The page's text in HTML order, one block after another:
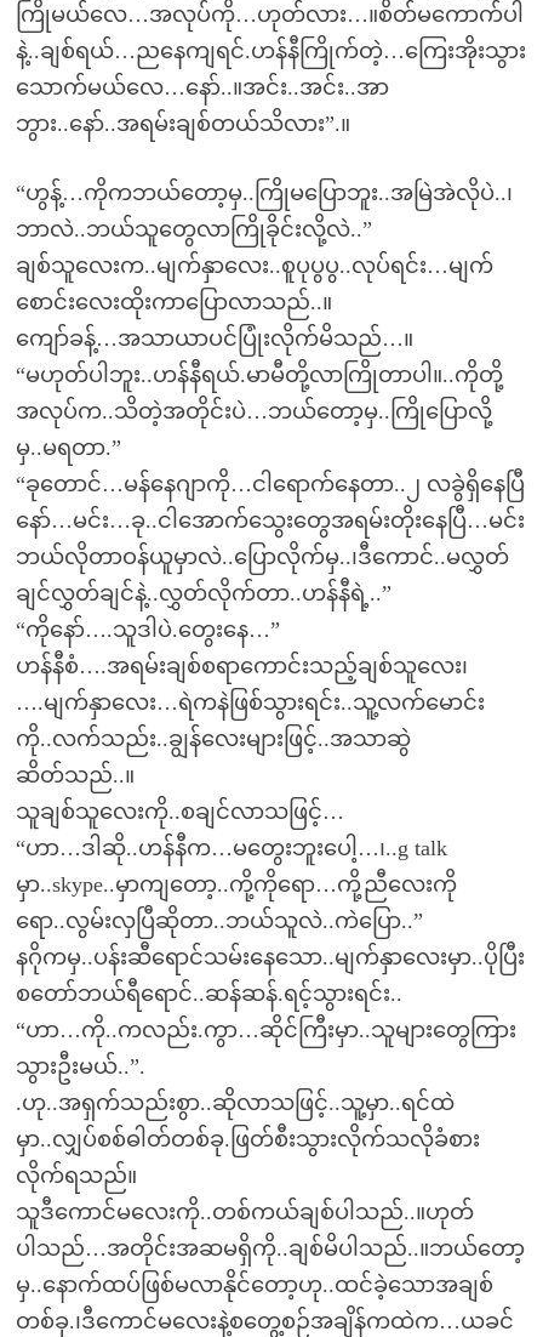
ကြိုမယ်လေ…အလုပ်ကို…ဟုတ်လား…။စိတ်မကောက်ပါ
နဲ့..ချစ်ရယ်…ညနေကျရင်.ဟန်နီကြိုက်တဲ့…ကြေးအိုးသွား
သောက်မယ်လေ…နော်..။အင်း..အင်း..အာ
ဘွား..နော်..အရမ်းချစ်တယ်သိလား”.။
“ဟွန့်…ကိုကဘယ်တော့မှ..ကြိုမပြောဘူး..အမြဲအဲလိုပဲ..၊
ဘာလဲ..ဘယ်သူတွေလာကြိုခိုင်းလို့လဲ..”
ချစ်သူလေးက..မျက်နှာလေး..စူပုပွပွ..လုပ်ရင်း…မျက်
စောင်းလေးထိုးကာပြောလာသည်..။
ကျော်ခန့်…အသာယာပင်ပြုံးလိုက်မိသည်…။
“မဟုတ်ပါဘူး..ဟန်နီရယ်.မာမီတို့လာကြိုတာပါ။..ကိုတို့
အလုပ်က..သိတဲ့အတိုင်းပဲ…ဘယ်တော့မှ..ကြိုပြောလို့
မှ..မရတာ.”
“ခုတောင်…မန်နေဂျာကို…ငါရောက်နေတာ..၂ လခွဲရှိနေပြီ
နော်…မင်း…ခု..ငါအောက်သွေးတွေအရမ်းတိုးနေပြီ…မင်း
ဘယ်လိုတာဝန်ယူမှာလဲ..ပြောလိုက်မှ..၊ဒီကောင်..မလွှတ်
ချင်လွှတ်ချင်နဲ့..လွှတ်လိုက်တာ..ဟန်နီရဲ့..”
“ကိုနော်….သူဒါပဲ.တွေးနေ…”
ဟန်နီစံ….အရမ်းချစ်စရာကောင်းသည့်ချစ်သူလေး၊
….မျက်နှာလေး…ရဲကနဲဖြစ်သွားရင်း..သူ့လက်မောင်း
ကို..လက်သည်း..ချွန်လေးများဖြင့်..အသာဆွဲ
ဆိတ်သည်..။
သူချစ်သူလေးကို..စချင်လာသဖြင့်…
“ဟာ…ဒါဆို..ဟန်နီက…မတွေးဘူးပေါ့…၊..g talk
မှာ..skype..မှာကျတော့..ကို့ကိုရော…ကို့ညီလေးကို
ရော..လွမ်းလှပြီဆိုတာ..ဘယ်သူလဲ..ကဲပြော..”
နဂိုကမှ..ပန်းဆီရောင်သမ်းနေသော..မျက်နှာလေးမှာ..ပိုပြီး
စတော်ဘယ်ရီရောင်..ဆန်ဆန်.ရင့်သွားရင်း..
“ဟာ…ကို..ကလည်း.ကွာ…ဆိုင်ကြီးမှာ..သူများတွေကြား
သွားဦးမယ်..”.
.ဟု..အရှက်သည်းစွာ..ဆိုလာသဖြင့်..သူ့မှာ..ရင်ထဲ
မှာ..လျှပ်စစ်ဓါတ်တစ်ခု.ဖြတ်စီးသွားလိုက်သလိုခံစား
လိုက်ရသည်။
သူဒီကောင်မလေးကို..တစ်ကယ်ချစ်ပါသည်..။ဟုတ်
ပါသည်…အတိုင်းအဆမရှိကို..ချစ်မိပါသည်..။ဘယ်တော့
မှ..နောက်ထပ်ဖြစ်မလာနိုင်တော့ဟု..ထင်ခဲ့သောအချစ်
တစ်ခု.၊ဒီကောင်မလေးနဲ့စတွေ့စဉ်အချိန်ကထဲက…ယခင်